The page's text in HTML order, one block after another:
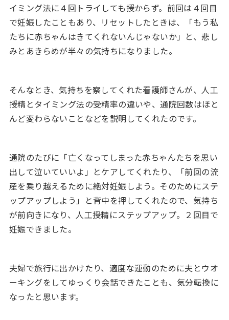
イミング法に４回トライしても授からず。前回は４回目
で妊娠したこともあり、リセットしたときは、「もう私
たちに赤ちゃんはきてくれないんじゃないか」と、悲し
みとあきらめが半々の気持ちになりました。
そんなとき、気持ちを察してくれた看護師さんが、人工
授精とタイミング法の受精率の違いや、通院回数はほと
んど変わらないことなどを説明してくれたのです。
通院のたびに「亡くなってしまった赤ちゃんたちを思い
出して泣いていいよ」とケアしてくれたり、「前回の流
産を乗り越えるために絶対妊娠しよう。そのためにステ
ップアップしよう」と背中を押してくれたので、気持ち
が前向きになり、人工授精にステップアップ。２回目で
妊娠できました。
夫婦で旅行に出かけたり、適度な運動のために夫とウオ
ーキングをしてゆっくり会話できたことも、気分転換に
なったと思います。